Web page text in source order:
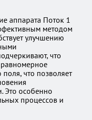
аппарата Поток 1
методом
улучшению
что
что позволяет
Это особенно
процессов и